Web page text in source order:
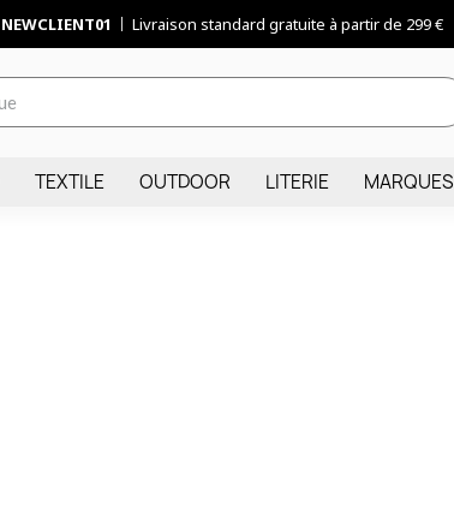
NEWCLIENT01 Livraison standard gratuite à partir de 299 €
TEXTILE OUTDOOR LITERIE MARQUES